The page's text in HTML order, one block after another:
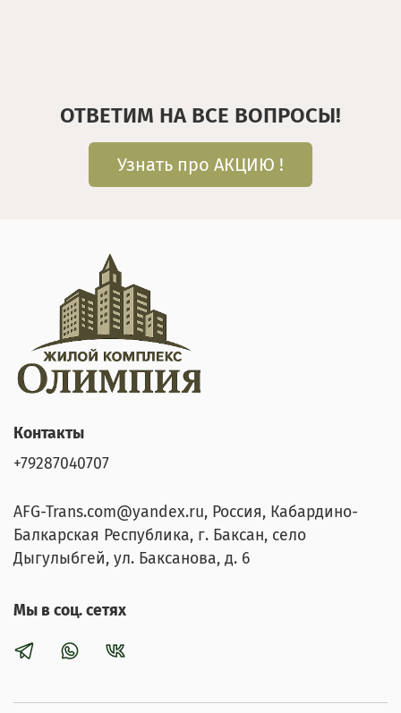
ОТВЕТИМ НА ВСЕ ВОПРОСЫ!
Узнать про АКЦИЮ !
Контакты
+79287040707
AFG-Trans.com@yandex.ru, Россия, Кабардино-
Балкарская Республика, г. Баксан, село
Дыгулыбгей, ул. Баксанова, д. 6
Мы в соц. сетях